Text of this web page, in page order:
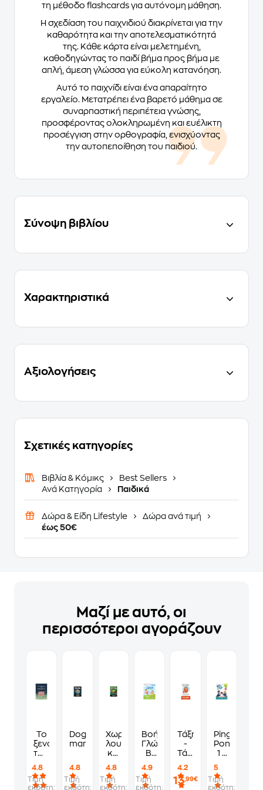
τη μέθοδο flashcards για αυτόνομη μάθηση.
Η σχεδίαση του παιχνιδιού διακρίνεται για την
καθαρότητα και την αποτελεσματικότητά
της. Κάθε κάρτα είναι μελετημένη,
καθοδηγώντας το παιδί βήμα προς βήμα με
απλή, άμεση γλώσσα για εύκολη κατανόηση.
Αυτό το παιχνίδι είναι ένα απαραίτητο
εργαλείο. Μετατρέπει ένα βαρετό μάθημα σε
συναρπαστική περιπέτεια γνώσης,
προσφέροντας ολοκληρωμένη και ευέλικτη
προσέγγιση στην ορθογραφία, ενισχύοντας
την αυτοπεποίθηση του παιδιού.
Σύνοψη βιβλίου
Χαρακτηριστικά
Αξιολογήσεις
Σχετικές κατηγορίες
Βιβλία & Κόμικς
Best Sellers
Ανά Κατηγορία
Παιδικά
Δώρα & Είδη Lifestyle
Δώρα ανά τιμή
έως 50€
Μαζί με αυτό, οι
περισσότεροι αγοράζουν
Το
ξενοδοχείο
των
4.8
Τιμή
εκδότη:
Dog
man
4.8
Τιμή
εκδότη:
Χωρίς
λουρί
και
4.8
Τιμή
εκδότη:
Βοήθημα
Γλώσσα
Β'
4.9
Τιμή
εκδότη:
Τάξη
-
Τάξη
Δημοτικού
4.2
13,99€
Ping
Pong
1 -
Cahier
5
Τιμή
εκδότη: